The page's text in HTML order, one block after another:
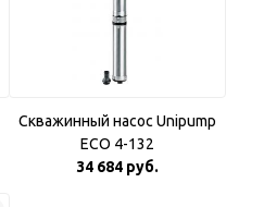
Скважинный насос Unipump
ECO 4-132
34 684 руб.